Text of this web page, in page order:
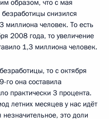
образом, что с мая
безработицы снизился
миллиона человек. То есть
2008 года, то увеличение
1,3 миллиона человек.
то с октября
го она составила
практически 3 процента.
летних месяцев у нас идёт
это доли